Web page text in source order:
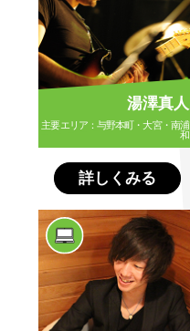
湯澤真人
主要エリア：与野本町・大宮・南浦
和
詳しくみる